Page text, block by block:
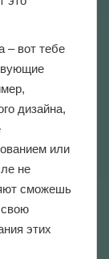
– вот тебе
дизайна,
или
не
сможешь
свою
этих